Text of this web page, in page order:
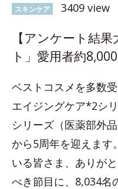
スキンケア 3409 view
【アンケート結
ト」愛用者約
ベストコスメを多数
エイジングケア*2シ
シリーズ（医薬部外
から5周年を迎えます
いる皆さま、ありが
べき節目に、8,034名